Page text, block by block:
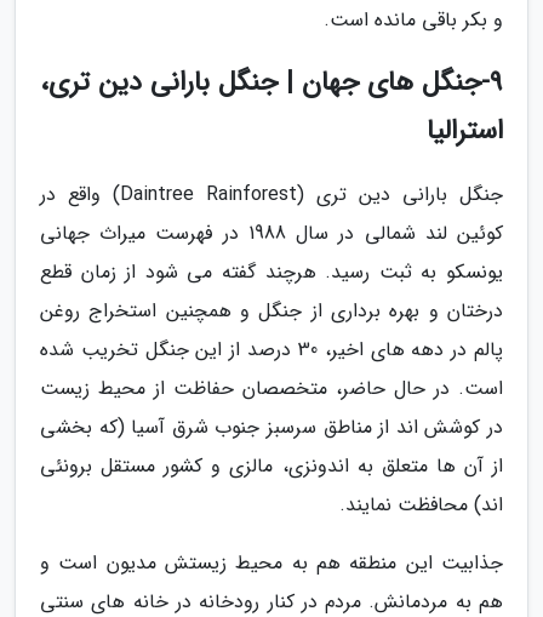
و بکر باقی مانده است.
9-جنگل های جهان | جنگل بارانی دین تری،
استرالیا
جنگل بارانی دین تری (Daintree Rainforest) واقع در
کوئین لند شمالی در سال 1988 در فهرست میراث جهانی
یونسکو به ثبت رسید. هرچند گفته می شود از زمان قطع
درختان و بهره برداری از جنگل و همچنین استخراج روغن
پالم در دهه های اخیر، 30 درصد از این جنگل تخریب شده
است. در حال حاضر، متخصصان حفاظت از محیط زیست
در کوشش اند از مناطق سرسبز جنوب شرق آسیا (که بخشی
از آن ها متعلق به اندونزی، مالزی و کشور مستقل برونئی
اند) محافظت نمایند.
جذابیت این منطقه هم به محیط زیستش مدیون است و
هم به مردمانش. مردم در کنار رودخانه در خانه های سنتی